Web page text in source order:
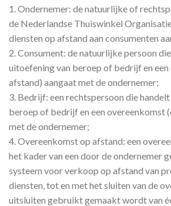
1. Ondernemer: de natuurlijke of
de Nederlandse Thuiswinkel
diensten op afstand aan consumenten
2. Consument: de natuurlijke persoon
uitoefening van beroep of bedrijf en
afstand) aangaat met de ondernemer;
3. Bedrijf: een rechtspersoon die
beroep of bedrijf en een overeenkomst
met de ondernemer;
4. Overeenkomst op afstand: een
het kader van een door de ondernemer
systeem voor verkoop op afstand van
diensten, tot en met het sluiten van de
uitsluiten gebruikt gemaakt wordt van